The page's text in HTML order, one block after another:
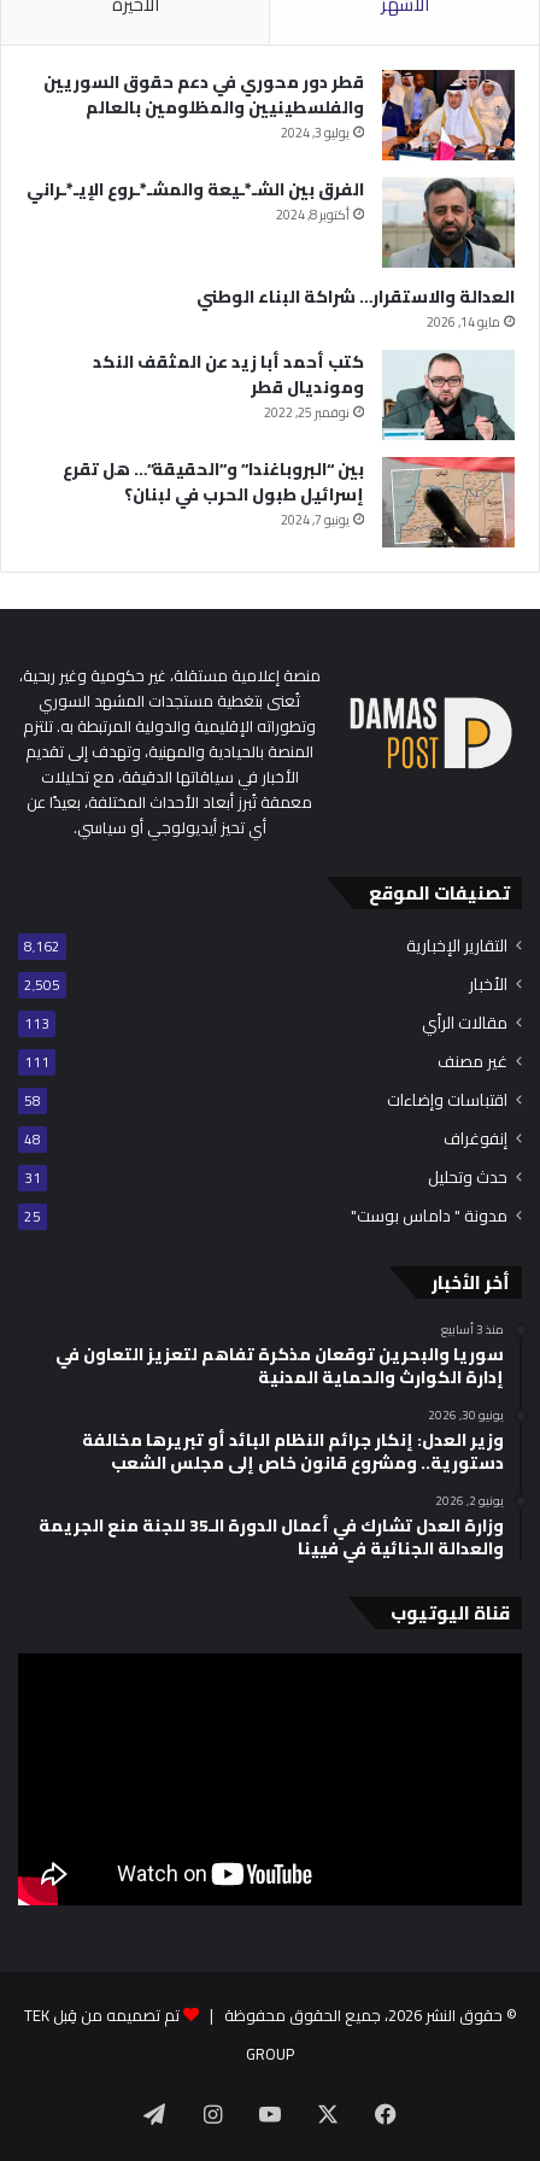
قطر دور محوري في دعم حقوق السوريين
والفلسطينيين والمظلومين بالعالم
يوليو 3, 2024
الفرق بين الشـ*ـيعة والمشـ*ـروع الإيـ*ـراني
أكتوبر 8, 2024
العدالة والاستقرار… شراكة البناء الوطني
مايو 14, 2026
كتب أحمد أبا زيد عن المثقف النكد
ومونديال قطر
نوفمبر 25, 2022
بين “البروباغندا” و”الحقيقة”… هل تقرع
إسرائيل طبول الحرب في لبنان؟
يونيو 7, 2024
منصة إعلامية مستقلة، غير حكومية وغير ربحية،
تُعنى بتغطية مستجدات المشهد السوري
وتطوراته الإقليمية والدولية المرتبطة به. تلتزم
المنصة بالحيادية والمهنية، وتهدف إلى تقديم
الأخبار في سياقاتها الدقيقة، مع تحليلات
معمقة تُبرز أبعاد الأحداث المختلفة، بعيدًا عن
أي تحيز أيديولوجي أو سياسي.
تصنيفات الموقع
التقارير الإخبارية 8٬162
الأخبار 2٬505
مقالات الرأي 113
غير مصنف 111
اقتباسات وإضاءات 58
إنفوغراف 48
حدث وتحليل 31
مدونة " داماس بوست" 25
أخر الأخبار
منذ 3 أسابيع
سوريا والبحرين توقعان مذكرة تفاهم لتعزيز التعاون في
إدارة الكوارث والحماية المدنية
يونيو 30, 2026
وزير العدل: إنكار جرائم النظام البائد أو تبريرها مخالفة
دستورية.. ومشروع قانون خاص إلى مجلس الشعب
يونيو 2, 2026
وزارة العدل تشارك في أعمال الدورة الـ35 للجنة منع الجريمة
والعدالة الجنائية في فيينا
قناة اليوتيوب
© حقوق النشر 2026، جميع الحقوق محفوظة |
تم تصميمه من قِبل TEK
GROUP
فيسبوك ‫YouTubeانستقرامتيلقرام